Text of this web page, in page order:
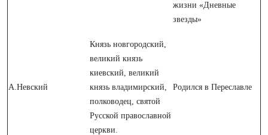
жизни «Дневные
звезды»
А.Невский
Князь новгородский,
великий князь
киевский, великий
князь владимирский,
полководец, святой
Русской православной
церкви.
Родился в Переславле